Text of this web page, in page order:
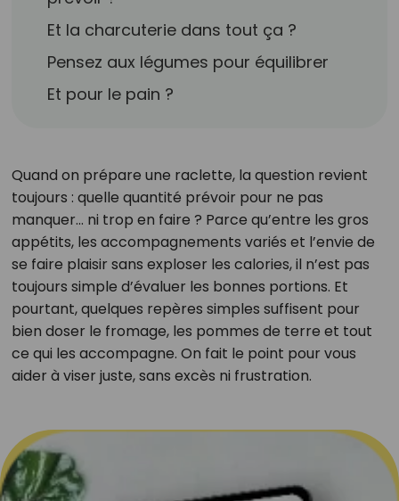
Et la charcuterie dans tout ça ?
Pensez aux légumes pour équilibrer
Et pour le pain ?
Quand on prépare une raclette, la question revient
toujours : quelle quantité prévoir pour ne pas
manquer... ni trop en faire ? Parce qu’entre les gros
appétits, les accompagnements variés et l’envie de
se faire plaisir sans exploser les calories, il n’est pas
toujours simple d’évaluer les bonnes portions. Et
pourtant, quelques repères simples suffisent pour
bien doser le fromage, les pommes de terre et tout
ce qui les accompagne. On fait le point pour vous
aider à viser juste, sans excès ni frustration.